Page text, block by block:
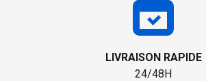
LIVRAISON RAPIDE
24/48H